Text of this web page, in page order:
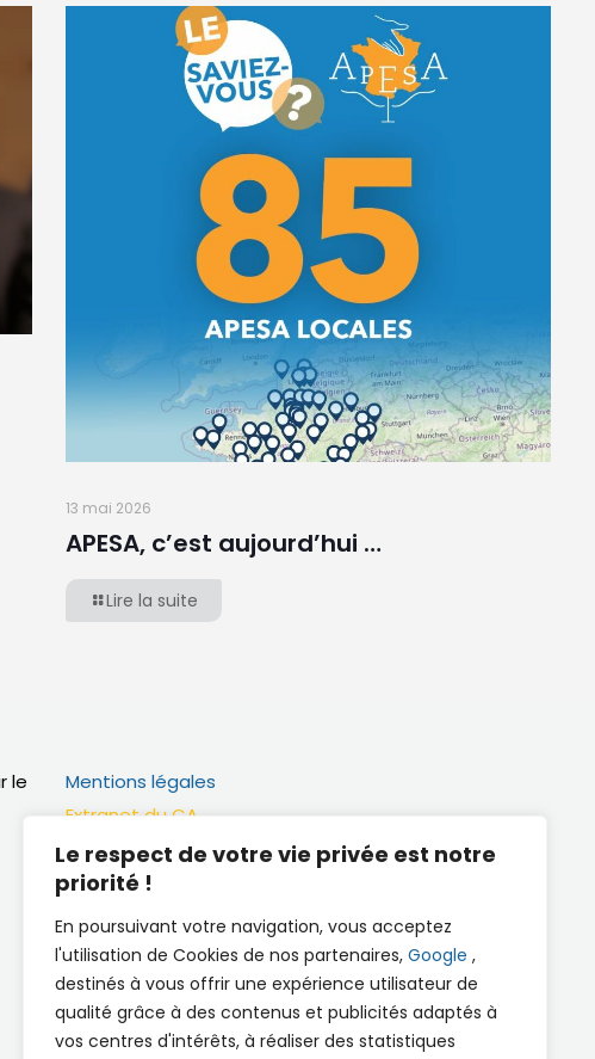
Le respect de votre vie privée est notre
priorité !
En poursuivant votre navigation, vous acceptez
l'utilisation de Cookies de nos partenaires, Google ,
destinés à vous offrir une expérience utilisateur de
qualité grâce à des contenus et publicités adaptés à
vos centres d'intérêts, à réaliser des statistiques
13 mai 2026
APESA, c’est aujourd’hui …
Lire la suite
le
Mentions légales
Extranet du CA
Réalisation
Documents utiles